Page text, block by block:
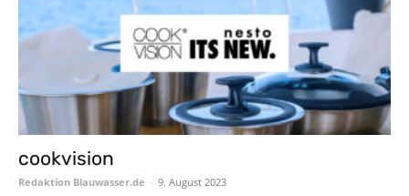
cookvision
Redaktion Blauwasser.de - 9. August 2023